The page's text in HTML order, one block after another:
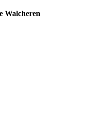
Walcheren